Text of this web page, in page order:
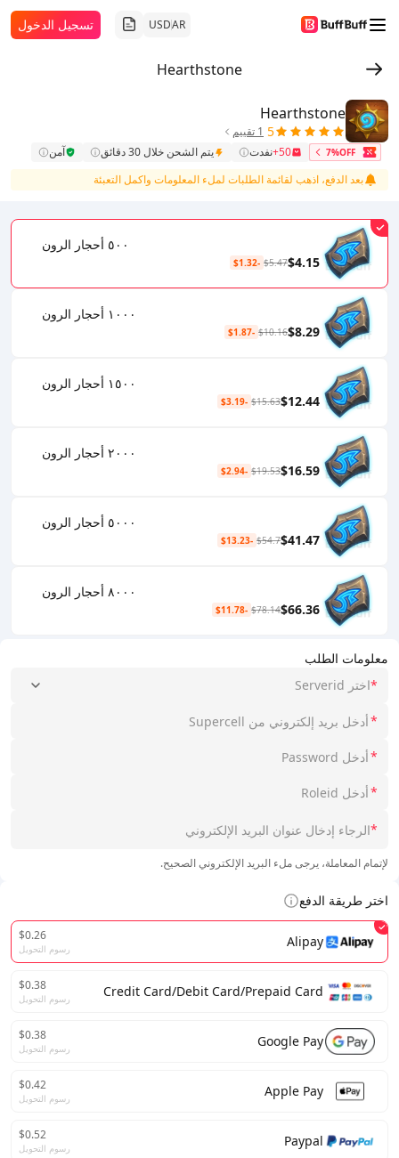
AR
USD تسجيل الدخول
Hearthstone
معلومات الطلب
*اختر Serverid
*
*
*
*
لإتمام المعاملة، يرجى ملء البريد الإلكتروني الصحيح.
اختر طريقة الدفع
Alipay
$0.26
رسوم التحويل
Credit Card/Debit Card/Prepaid Card
$0.38
رسوم التحويل
Google Pay
$0.38
رسوم التحويل
Apple Pay
$0.42
رسوم التحويل
Paypal
$0.52
رسوم التحويل
Hearthstone
5 1 تقييم
7%OFF
50+ نفدت يتم الشحن خلال 30 دقائق
آمن
بعد الدفع، اذهب لقائمة الطلبات لملء المعلومات واكمل التعبئة
٥٠٠ أحجار الرون
$4.15
$5.47
-$1.32
١٠٠٠ أحجار الرون
$8.29
$10.16
-$1.87
١٥٠٠ أحجار الرون
$12.44
$15.63
-$3.19
٢٠٠٠ أحجار الرون
$16.59
$19.53
-$2.94
٥٠٠٠ أحجار الرون
$41.47
$54.7
-$13.23
٨٠٠٠ أحجار الرون
$66.36
$78.14
-$11.78